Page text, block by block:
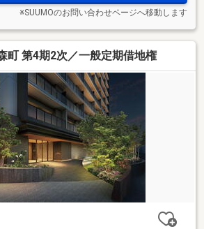
※SUUMOのお問い合わせページへ移動します
町 第4期2次／一般定期借地権